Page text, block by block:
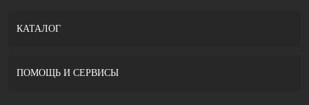
КАТАЛОГ
ПОМОЩЬ И СЕРВИСЫ